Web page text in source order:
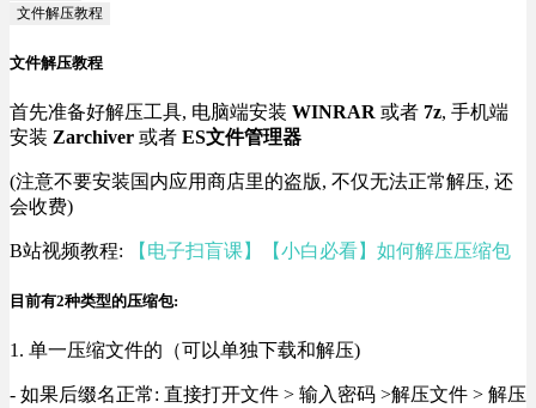
文件解压教程
文件解压教程
首先准备好解压工具, 电脑端安装 WINRAR 或者 7z, 手机端
安装 Zarchiver 或者 ES文件管理器
(注意不要安装国内应用商店里的盗版, 不仅无法正常解压, 还
会收费)
B站视频教程: 【电子扫盲课】【小白必看】如何解压压缩包
目前有2种类型的压缩包:
1. 单一压缩文件的（可以单独下载和解压)
- 如果后缀名正常: 直接打开文件 > 输入密码 >解压文件 > 解压